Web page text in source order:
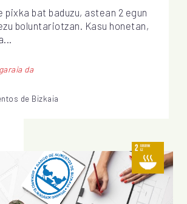
pixka bat baduzu, astean 2 egun
boluntariotzan. Kasu honetan,
da
de Bizkaia